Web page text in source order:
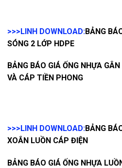
>>>LINH DOWNLOAD:BẢNG
SÓNG 2 LỚP HDPE
BẢNG BÁO GIÁ ỐNG NHỰA
VÀ CÁP TIỀN PHONG
>>>LINH DOWNLOAD:BẢNG
XOẮN LUỒN CÁP ĐIỆN
BẢNG BÁO GIÁ ỐNG NHỰA